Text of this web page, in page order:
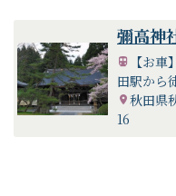
彌高神
【お
田駅から
秋田県
16